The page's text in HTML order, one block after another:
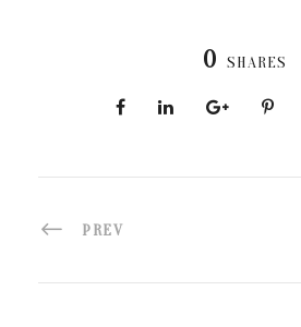
0 SHARES
PREV